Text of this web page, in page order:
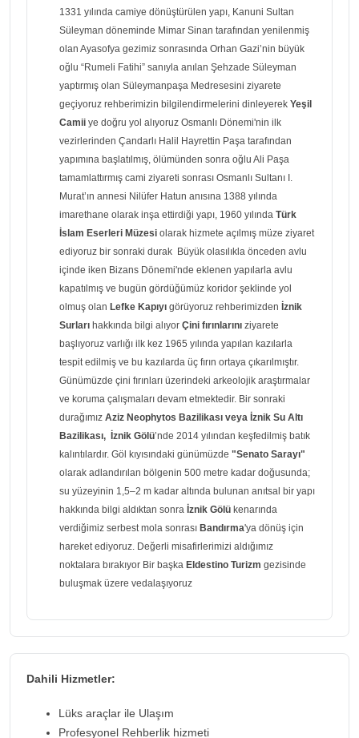
1331 yılında camiye dönüştürülen yapı, Kanuni Sultan
Süleyman döneminde Mimar Sinan tarafından yenilenmiş
olan Ayasofya gezimiz sonrasında Orhan Gazi’nin büyük
oğlu “Rumeli Fatihi” sanıyla anılan Şehzade Süleyman
yaptırmış olan Süleymanpaşa Medresesini ziyarete
geçiyoruz rehberimizin bilgilendirmelerini dinleyerek Yeşil
Camii ye doğru yol alıyoruz Osmanlı Dönemi'nin ilk
vezirlerinden Çandarlı Halil Hayrettin Paşa tarafından
yapımına başlatılmış, ölümünden sonra oğlu Ali Paşa
tamamlattırmış cami ziyareti sonrası Osmanlı Sultanı I.
Murat’ın annesi Nilüfer Hatun anısına 1388 yılında
imarethane olarak inşa ettirdiği yapı, 1960 yılında Türk
İslam Eserleri Müzesi olarak hizmete açılmış müze ziyaret
ediyoruz bir sonraki durak Büyük olasılıkla önceden avlu
içinde iken Bizans Dönemi'nde eklenen yapılarla avlu
kapatılmış ve bugün gördüğümüz koridor şeklinde yol
olmuş olan Lefke Kapıyı görüyoruz rehberimizden İznik
Surları hakkında bilgi alıyor Çini fırınlarını ziyarete
başlıyoruz varlığı ilk kez 1965 yılında yapılan kazılarla
tespit edilmiş ve bu kazılarda üç fırın ortaya çıkarılmıştır.
Günümüzde çini fırınları üzerindeki arkeolojik araştırmalar
ve koruma çalışmaları devam etmektedir. Bir sonraki
durağımız Aziz Neophytos Bazilikası veya İznik Su Altı
Bazilikası,
İznik Gölü’nde 2014 yılından keşfedilmiş batık
kalıntılardır. Göl kıyısındaki günümüzde "Senato Sarayı"
olarak adlandırılan bölgenin 500 metre kadar doğusunda;
su yüzeyinin 1,5–2 m kadar altında bulunan anıtsal bir yapı
hakkında bilgi aldıktan sonra İznik Gölü kenarında
verdiğimiz serbest mola sonrası Bandırma'ya dönüş için
hareket ediyoruz. Değerli misafirlerimizi aldığımız
noktalara bırakıyor Bir başka Eldestino Turizm gezisinde
buluşmak üzere vedalaşıyoruz
Dahili Hizmetler:
Lüks araçlar ile Ulaşım
Profesyonel Rehberlik hizmeti